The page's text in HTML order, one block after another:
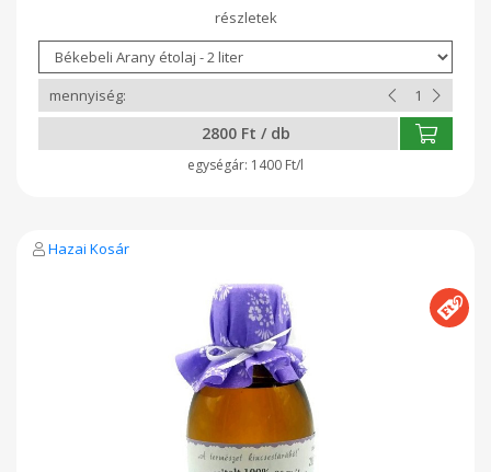
mechanikai eszközökkel előállított első osztályú étolaj.
Felhasználási javaslat: kitűnően alkalmas sütéshez, főzéshez,
grillezéshez és pácoláshoz. Salátára is önthetjük. A benne
készült étel mennyeien finom lesz!
2800 Ft / db
1400 Ft/l
Hazai Kosár